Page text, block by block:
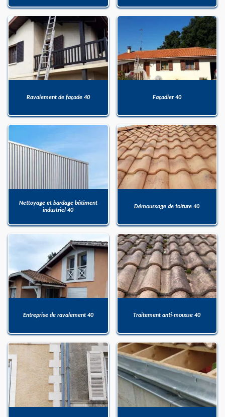
Ravalement de façade 40 Façadier 40
Nettoyage et bardage bâtiment
industriel 40
Démoussage de toiture 40
Entreprise de ravalement 40 Traitement anti-mousse 40